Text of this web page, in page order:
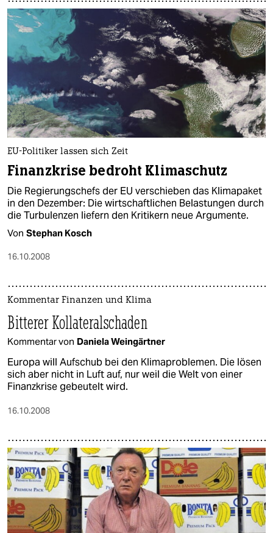
EU-Politiker lassen sich Zeit
Finanzkrise bedroht Klimaschutz
Die Regierungschefs der EU verschieben das Klimapaket
in den Dezember: Die wirtschaftlichen Belastungen durch
die Turbulenzen liefern den Kritikern neue Argumente.
Von Stephan Kosch
16.10.2008
Kommentar Finanzen und Klima
Bitterer Kollateralschaden
Kommentar von Daniela Weingärtner
Europa will Aufschub bei den Klimaproblemen. Die lösen
sich aber nicht in Luft auf, nur weil die Welt von einer
Finanzkrise gebeutelt wird.
16.10.2008